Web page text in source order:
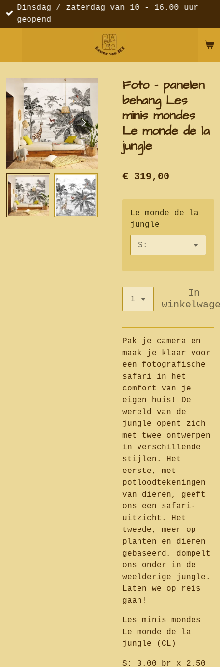
Ga
direct
de
Dinsdag / zaterdag van 10 - 16.00 uur
geopend
Foto - panelen
behang Les
minis mondes
Le monde de la
jungle
€ 319,00
Le monde de la
jungle
In
Pak je camera en
maak je klaar voor
een fotografische
safari in het
comfort van je
eigen huis! De
wereld van de
jungle opent zich
met twee ontwerpen
in verschillende
stijlen. Het
eerste, met
potloodtekeningen
van dieren, geeft
ons een safari-
uitzicht. Het
tweede, meer op
planten en dieren
gebaseerd, dompelt
ons onder in de
weelderige jungle.
Laten we op reis
gaan!
Les minis mondes
Le monde de la
jungle (CL)
S: 3.00 br x 2.50